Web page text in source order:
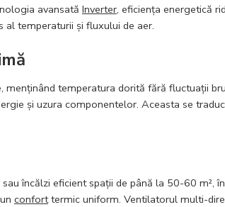
avansată Inverter, eficiența energetică
al temperaturii și fluxului de aer.
menținând temperatura dorită fără fluctuații
și uzura componentelor. Aceasta se
încălzi eficient spații de până la 50-60 m²,
conforttermic uniform. Ventilatorul multi-